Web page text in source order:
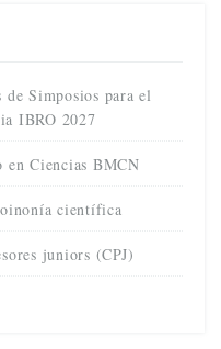
Simposios para el
IBRO 2027
en Ciencias BMCN
científica
juniors (CPJ)